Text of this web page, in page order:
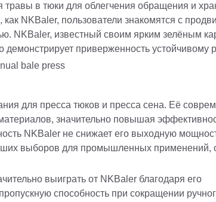
в тюки для облегчения обращения и
NKBaler, пользователи знакомятся с
NKBaler, известный своим ярким зелёным
приверженность устойчивому
для пресса тюков и пресса сена. Её
значительно повышая
NKBaler не снижает его выходную
выборов для промышленных применений,
выиграть от NKBaler благодаря его
способность при сокращении